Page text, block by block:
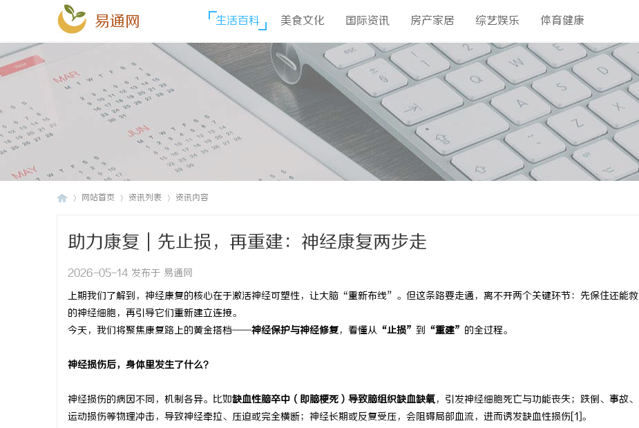
易通网 生活百科 美食文化 国际资讯 房产家居 综艺娱乐 体育健康
网站首页 资讯列表 资讯内容
助力康复｜先止损，再重建：神经康复两步走
2026-05-14 发布于 易通网
上期我们了解到，神经康复的核心在于激活神经可塑性，让大脑“重新布线”。但这条路要走通，离不开两个关键环节：先保住还能救
的神经细胞，再引导它们重新建立连接。
今天，我们将聚焦康复路上的黄金搭档——神经保护与神经修复，看懂从 “止损” 到 “重建” 的全过程。
神经损伤后，身体里发生了什么？
神经损伤的病因不同，机制各异。比如缺血性脑卒中（即脑梗死）导致脑组织缺血缺氧，引发神经细胞死亡与功能丧失；跌倒、事故、
运动损伤等物理冲击，导致神经牵拉、压迫或完全横断；神经长期或反复受压，会阻碍局部血流，进而诱发缺血性损伤[1]。